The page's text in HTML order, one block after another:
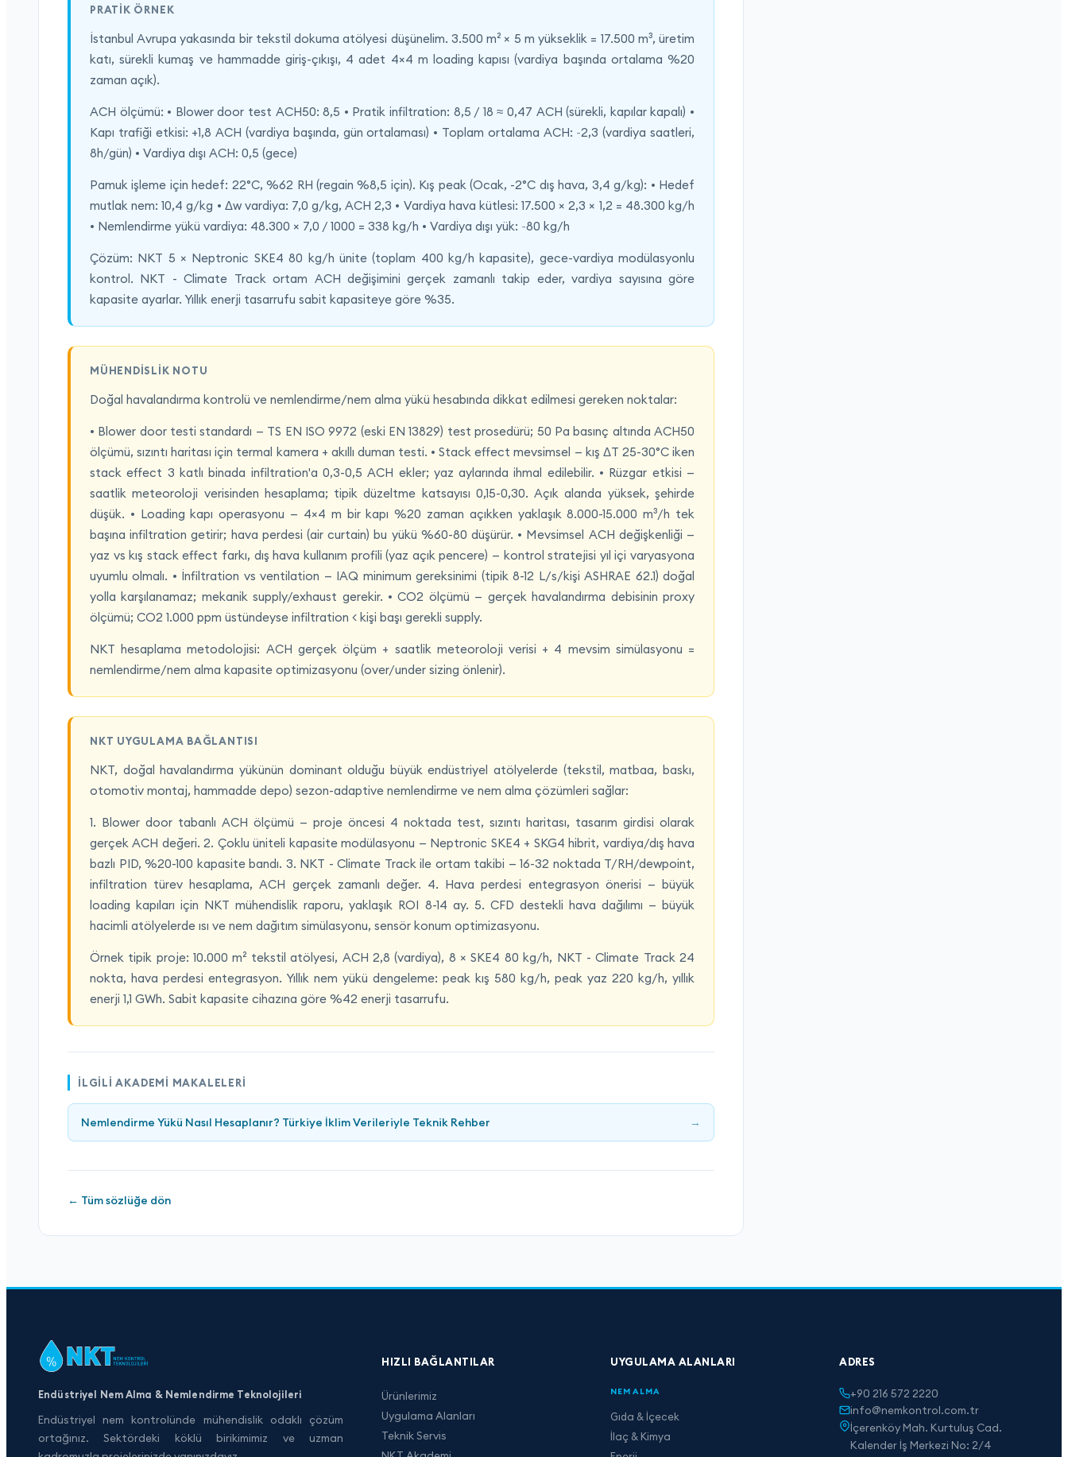
PRATIK ÖRNEK
İstanbul Avrupa yakasında bir tekstil dokuma atölyesi düşünelim. 3.500 m² × 5 m yükseklik = 17.500 m³, üretim
katı, sürekli kumaş ve hammadde giriş-çıkışı, 4 adet 4×4 m loading kapısı (vardiya başında ortalama %20
zaman açık).
ACH ölçümü: • Blower door test ACH50: 8,5 • Pratik infiltration: 8,5 / 18 ≈ 0,47 ACH (sürekli, kapılar kapalı) •
Kapı trafiği etkisi: +1,8 ACH (vardiya başında, gün ortalaması) • Toplam ortalama ACH: ~2,3 (vardiya saatleri,
8h/gün) • Vardiya dışı ACH: 0,5 (gece)
Pamuk işleme için hedef: 22°C, %62 RH (regain %8,5 için). Kış peak (Ocak, -2°C dış hava, 3,4 g/kg): • Hedef
mutlak nem: 10,4 g/kg • Δw vardiya: 7,0 g/kg, ACH 2,3 • Vardiya hava kütlesi: 17.500 × 2,3 × 1,2 = 48.300 kg/h
• Nemlendirme yükü vardiya: 48.300 × 7,0 / 1000 = 338 kg/h • Vardiya dışı yük: ~80 kg/h
Çözüm: NKT 5 × Neptronic SKE4 80 kg/h ünite (toplam 400 kg/h kapasite), gece-vardiya modülasyonlu
kontrol. NKT - Climate Track ortam ACH değişimini gerçek zamanlı takip eder, vardiya sayısına göre
kapasite ayarlar. Yıllık enerji tasarrufu sabit kapasiteye göre %35.
MÜHENDISLIK NOTU
Doğal havalandırma kontrolü ve nemlendirme/nem alma yükü hesabında dikkat edilmesi gereken noktalar:
• Blower door testi standardı — TS EN ISO 9972 (eski EN 13829) test prosedürü; 50 Pa basınç altında ACH50
ölçümü, sızıntı haritası için termal kamera + akıllı duman testi. • Stack effect mevsimsel — kış ΔT 25-30°C iken
stack effect 3 katlı binada infiltration'a 0,3-0,5 ACH ekler; yaz aylarında ihmal edilebilir. • Rüzgar etkisi —
saatlik meteoroloji verisinden hesaplama; tipik düzeltme katsayısı 0,15-0,30. Açık alanda yüksek, şehirde
düşük. • Loading kapı operasyonu — 4×4 m bir kapı %20 zaman açıkken yaklaşık 8.000-15.000 m³/h tek
başına infiltration getirir; hava perdesi (air curtain) bu yükü %60-80 düşürür. • Mevsimsel ACH değişkenliği —
yaz vs kış stack effect farkı, dış hava kullanım profili (yaz açık pencere) — kontrol stratejisi yıl içi varyasyona
uyumlu olmalı. • İnfiltration vs ventilation — IAQ minimum gereksinimi (tipik 8-12 L/s/kişi ASHRAE 62.1) doğal
yolla karşılanamaz; mekanik supply/exhaust gerekir. • CO2 ölçümü — gerçek havalandırma debisinin proxy
ölçümü; CO2 1.000 ppm üstündeyse infiltration < kişi başı gerekli supply.
NKT hesaplama metodolojisi: ACH gerçek ölçüm + saatlik meteoroloji verisi + 4 mevsim simülasyonu =
nemlendirme/nem alma kapasite optimizasyonu (over/under sizing önlenir).
NKT UYGULAMA BAĞLANTISI
NKT, doğal havalandırma yükünün dominant olduğu büyük endüstriyel atölyelerde (tekstil, matbaa, baskı,
otomotiv montaj, hammadde depo) sezon-adaptive nemlendirme ve nem alma çözümleri sağlar:
1. Blower door tabanlı ACH ölçümü — proje öncesi 4 noktada test, sızıntı haritası, tasarım girdisi olarak
gerçek ACH değeri. 2. Çoklu üniteli kapasite modülasyonu — Neptronic SKE4 + SKG4 hibrit, vardiya/dış hava
bazlı PID, %20-100 kapasite bandı. 3. NKT - Climate Track ile ortam takibi — 16-32 noktada T/RH/dewpoint,
infiltration türev hesaplama, ACH gerçek zamanlı değer. 4. Hava perdesi entegrasyon önerisi — büyük
loading kapıları için NKT mühendislik raporu, yaklaşık ROI 8-14 ay. 5. CFD destekli hava dağılımı — büyük
hacimli atölyelerde ısı ve nem dağıtım simülasyonu, sensör konum optimizasyonu.
Örnek tipik proje: 10.000 m² tekstil atölyesi, ACH 2,8 (vardiya), 8 × SKE4 80 kg/h, NKT - Climate Track 24
nokta, hava perdesi entegrasyon. Yıllık nem yükü dengeleme: peak kış 580 kg/h, peak yaz 220 kg/h, yıllık
enerji 1,1 GWh. Sabit kapasite cihazına göre %42 enerji tasarrufu.
İLGILI AKADEMI MAKALELERI
Nemlendirme Yükü Nasıl Hesaplanır? Türkiye İklim Verileriyle Teknik Rehber →
← Tüm sözlüğe dön
Endüstriyel Nem Alma & Nemlendirme Teknolojileri
Endüstriyel nem kontrolünde mühendislik odaklı çözüm
ortağınız. Sektördeki köklü birikimimiz ve uzman
HIZLI BAĞLANTILAR
Ürünlerimiz
Uygulama Alanları
Teknik Servis
UYGULAMA ALANLARI
NEM ALMA
Gıda & İçecek
İlaç & Kimya
ADRES
+90 216 572 2220
info@nemkontrol.com.tr
İçerenköy Mah. Kurtuluş Cad.
Kalender İş Merkezi No: 2/4